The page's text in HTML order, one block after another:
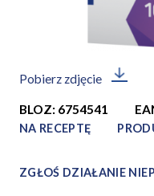
Pobierz zdjęcie
BLOZ: 6754541
NA RECEPTĘ
ZGŁOŚ DZIAŁANIE